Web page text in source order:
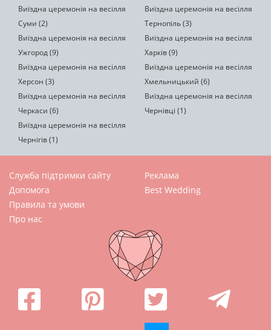
Виїздна церемонія на весілля
Суми (2)
Виїздна церемонія на весілля
Тернопіль (3)
Виїздна церемонія на весілля
Ужгород (9)
Виїздна церемонія на весілля
Харків (9)
Виїздна церемонія на весілля
Херсон (3)
Виїздна церемонія на весілля
Хмельницький (6)
Виїздна церемонія на весілля
Черкаси (6)
Виїздна церемонія на весілля
Чернівці (1)
Виїздна церемонія на весілля
Чернігів (1)
Служба підтримки сайту
Допомога
Правила та умови
Про нас
Реклама
Best Wedding